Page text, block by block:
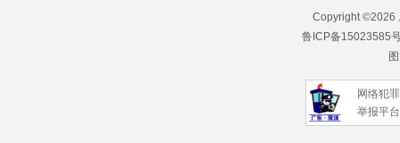
Copyright ©2026
鲁ICP备15023585
网络犯罪
举报平台